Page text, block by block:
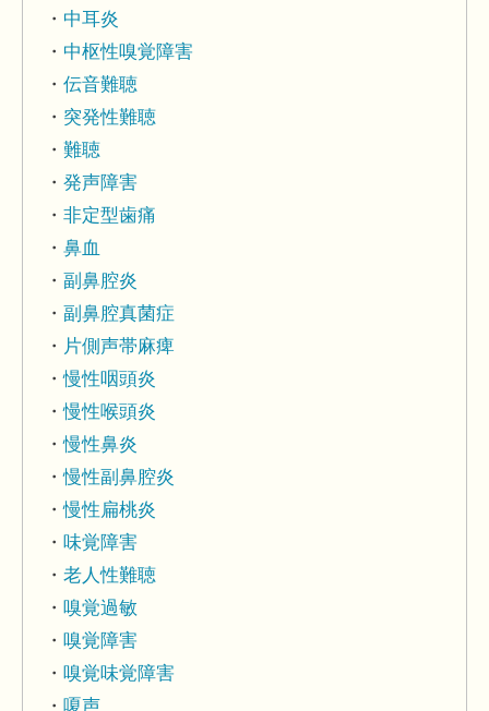
中耳炎
中枢性嗅覚障害
伝音難聴
突発性難聴
難聴
発声障害
非定型歯痛
鼻血
副鼻腔炎
副鼻腔真菌症
片側声帯麻痺
慢性咽頭炎
慢性喉頭炎
慢性鼻炎
慢性副鼻腔炎
慢性扁桃炎
味覚障害
老人性難聴
嗅覚過敏
嗅覚障害
嗅覚味覚障害
嗄声